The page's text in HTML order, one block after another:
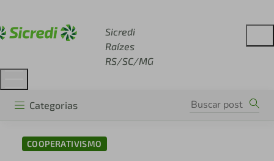
Sicredi
Raízes
RS/SC/MG
Categorias
COOPERATIVISMO